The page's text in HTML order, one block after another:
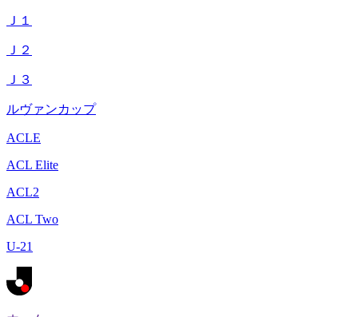
Ｊ１
Ｊ２
Ｊ３
ルヴァンカップ
ACLE
ACL Elite
ACL2
ACL Two
U-21